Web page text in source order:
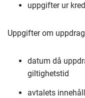
uppgifter ur
Uppgifter om
datum då
giltighetstid
avtalets innehåll